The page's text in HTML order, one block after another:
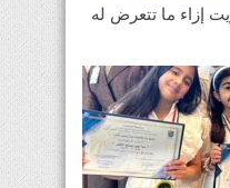
إزاء ما تتعرض له